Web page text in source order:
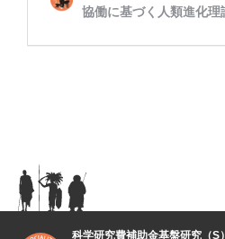
科学研究費補助金基盤研究（S）